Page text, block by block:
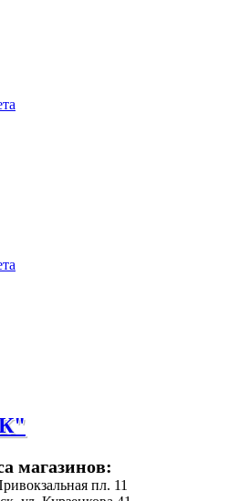
магазинов:
пл. 11